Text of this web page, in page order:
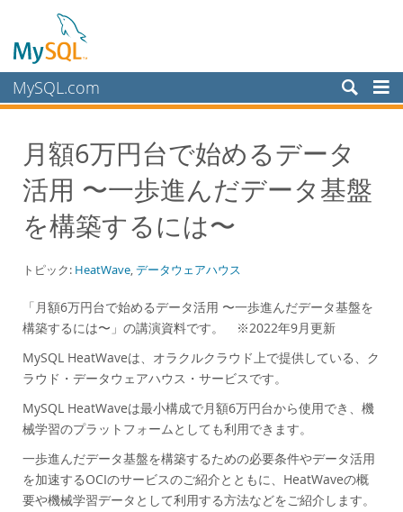
MySQL.com
サービス
パートナー
お客様
ホワイトペーパー
導入事例
Books
パフォーマンス
ベンチマーク
データベースの移行
総所有コスト(TCO)計算ツール
通信
金融サービス
月額6万円台で始めるデータ
活用 〜一歩進んだデータ基盤
を構築するには〜
トピック: HeatWave,データウェアハウス
「月額6万円台で始めるデータ活用 〜一歩進んだデータ基盤を
構築するには〜」の講演資料です。 ※2022年9月更新
MySQL HeatWaveは、オラクルクラウド上で提供している、ク
ラウド・データウェアハウス・サービスです。
MySQL HeatWaveは最小構成で月額6万円台から使用でき、機
械学習のプラットフォームとしても利用できます。
一歩進んだデータ基盤を構築するための必要条件やデータ活用
を加速するOCIのサービスのご紹介とともに、HeatWaveの概
要や機械学習データとして利用する方法などをご紹介します。